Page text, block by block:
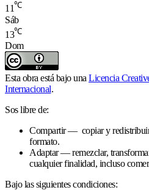
11℃
Sáb
13℃
Dom
Esta obra está bajo una Licencia
Internacional.
Sos libre de:
Compartir — copiar y
formato.
Adaptar — remezclar,
cualquier finalidad, incluso
Bajo las siguientes condiciones: